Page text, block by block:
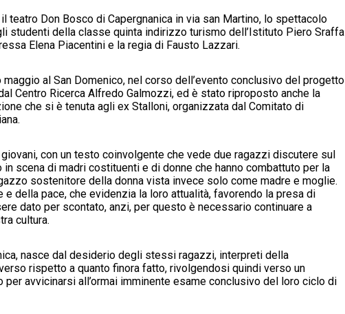
Don Bosco di Capergnanica in via san Martino, lo spettacolo
studenti della classe quinta indirizzo turismo dell’Istituto Piero Sraffa
Elena Piacentini e la regia di Fausto Lazzari.
al San Domenico, nel corso dell’evento conclusivo del progetto
Centro Ricerca Alfredo Galmozzi, ed è stato riproposto anche la
che si è tenuta agli ex Stalloni, organizzata dal Comitato di
con un testo coinvolgente che vede due ragazzi discutere sul
scena di madri costituenti e di donne che hanno combattuto per la
sostenitore della donna vista invece solo come madre e moglie.
della pace, che evidenzia la loro attualità, favorendo la presa di
dato per scontato, anzi, per questo è necessario continuare a
cultura.
nasce dal desiderio degli stessi ragazzi, interpreti della
rispetto a quanto finora fatto, rivolgendosi quindi verso un
avvicinarsi all’ormai imminente esame conclusivo del loro ciclo di